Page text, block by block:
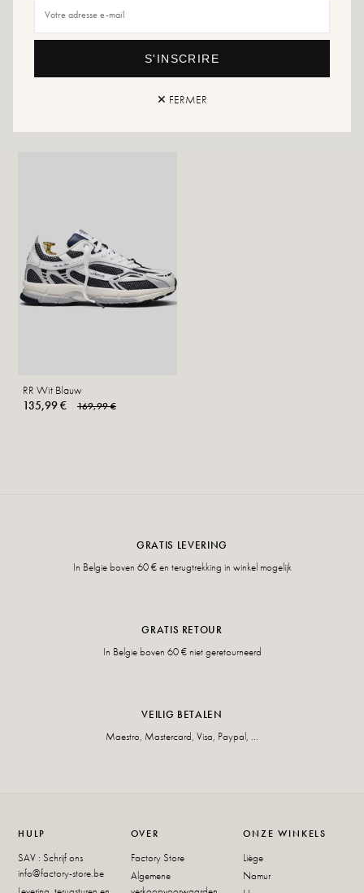
RR Wit Bruin
RR Wit Blauw
135,99 €
169,99 €
GRATIS LEVERING
In Belgie boven 60 € en terugtrekking in winkel mogelijk
GRATIS RETOUR
In Belgie boven 60 € niet geretourneerd
VEILIG BETALEN
Maestro, Mastercard, Visa, Paypal, ...
HULP
SAV : Schrijf ons
info@factory-store.be
OVER
Factory Store
Algemene
ONZE WINKELS
Liège
Namur
S'INSCRIRE
✕ FERMER